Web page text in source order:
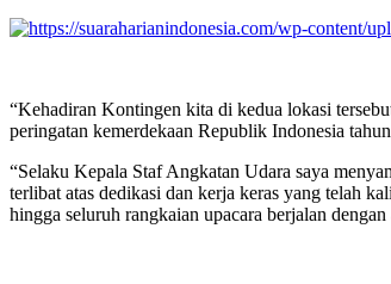
“Kehadiran Kontingen kita di kedua lokasi
peringatan kemerdekaan Republik Indonesia
“Selaku Kepala Staf Angkatan Udara saya
terlibat atas dedikasi dan kerja keras yang telah
hingga seluruh rangkaian upacara berjalan